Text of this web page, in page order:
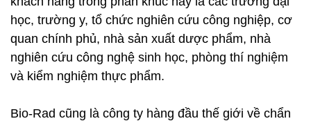
học, trường y, tổ chức nghiên cứu công nghiệp, cơ
quan chính phủ, nhà sản xuất dược phẩm, nhà
nghiên cứu công nghệ sinh học, phòng thí nghiệm
và kiểm nghiệm thực phẩm.
Bio-Rad cũng là công ty hàng đầu thế giới về chẩn